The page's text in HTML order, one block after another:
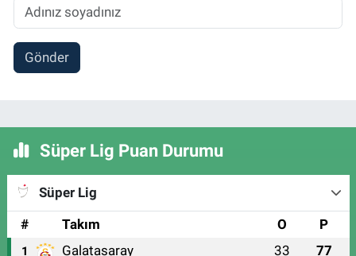
Gönder
Süper Lig Puan Durumu
Süper Lig
#
Takım O P
1 Galatasaray 33 77